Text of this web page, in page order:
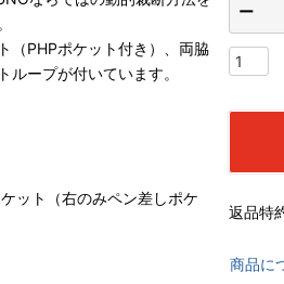
（PHPポケット付き）、両脇
ープが付いています。
ット（右のみペン差しポケ
ー
返品特
商品に